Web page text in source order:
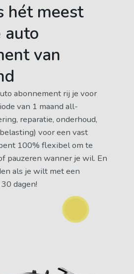
hét meest
van
abonnement rij je voor
van 1 maand all-
reparatie, onderhoud,
voor een vast
100% flexibel om te
pauzeren wanner je wil. En
als je wilt met een
dagen!